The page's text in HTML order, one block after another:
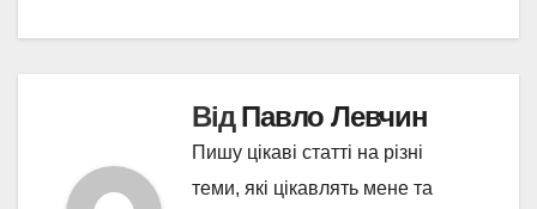
ВідПавло Левчин
Пишу цікаві статті на різні
теми, які цікавлять мене та